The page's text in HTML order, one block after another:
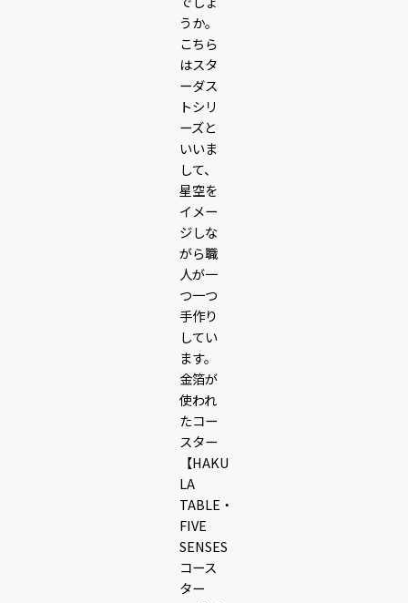
うか。
こちら
はスタ
ーダス
トシリ
ーズと
いいま
して、
星空を
イメー
ジしな
がら職
人が一
つ一つ
手作り
してい
ます。
金箔が
使われ
たコー
スター
【HAKU
LA
TABLE・
FIVE
SENSES
コース
ター